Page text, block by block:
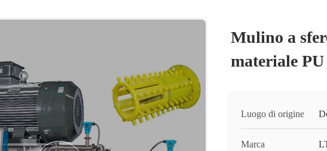
Mulino a
materiale
Luogo di origine
Marca